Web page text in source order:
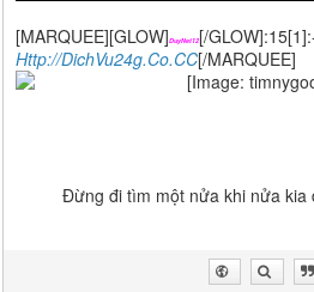
[MARQUEE][GLOW]DuyNet12[/
Http://DichVu24g.Co.CC[/MARQUEE]
Đừng đi tìm một nửa khi nửa kia